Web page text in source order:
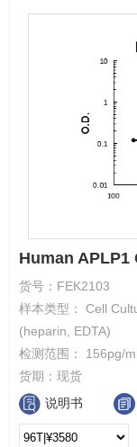
Human
货号： FEK2103
样本类型： Cell
(heparin, EDTA)
检测范围： 156pg/
货期： 现货
说明书